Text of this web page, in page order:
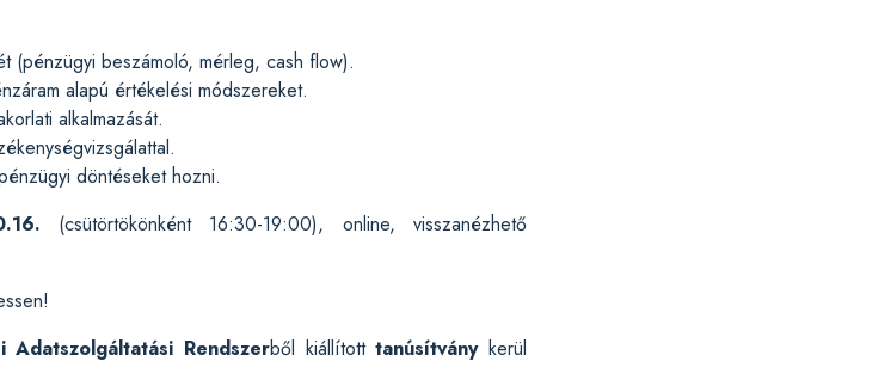
(pénzügyi beszámoló, mérleg, cash flow).
alapú értékelési módszereket.
alkalmazását.
döntéseket hozni.
(csütörtökönként 16:30-19:00), online, visszanézhető
Adatszolgáltatási Rendszerből kiállítotttanúsítványkerül